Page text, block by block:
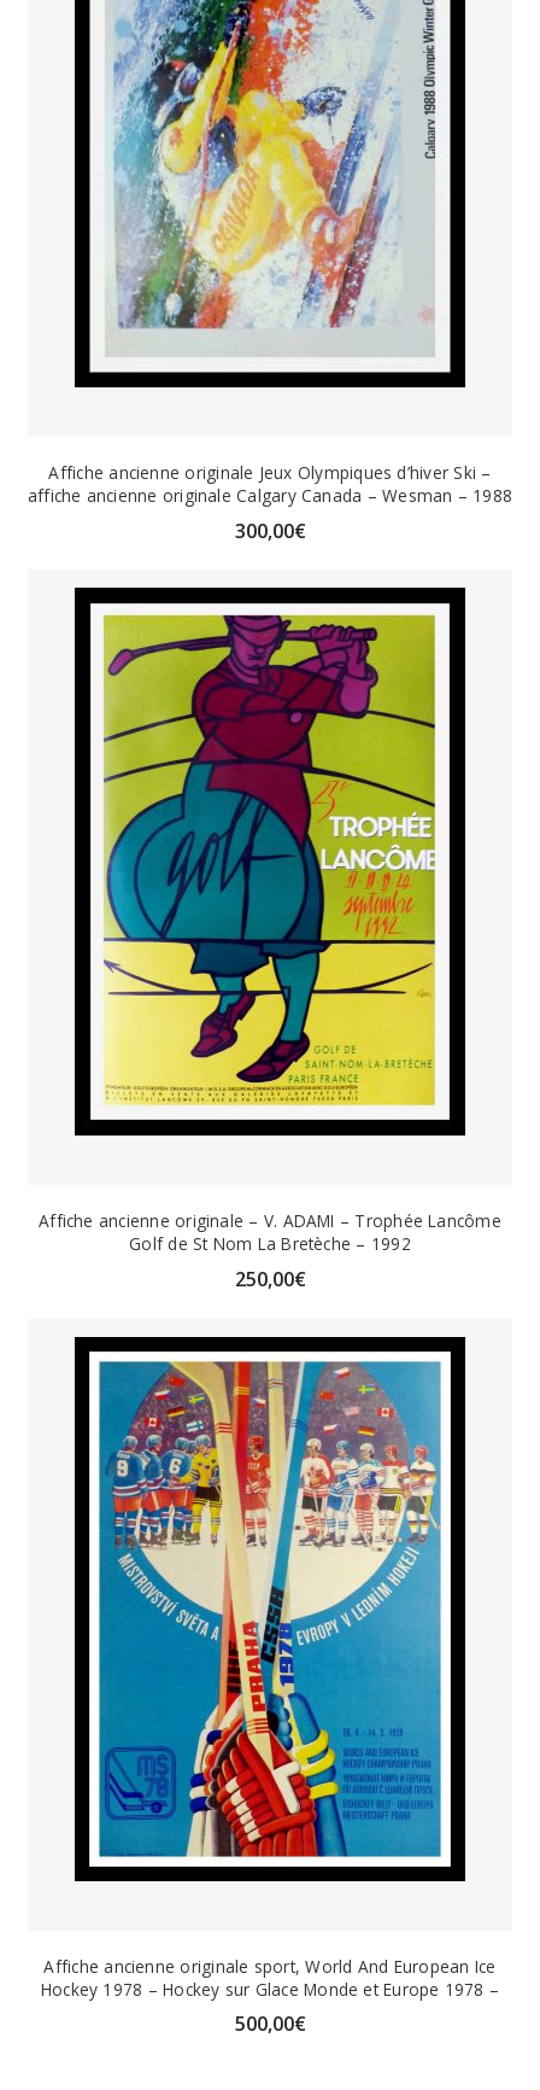
Affiche ancienne originale Jeux Olympiques d’hiver Ski –
affiche ancienne originale Calgary Canada – Wesman – 1988
300,00€
Affiche ancienne originale – V. ADAMI – Trophée Lancôme
Golf de St Nom La Bretèche – 1992
250,00€
Affiche ancienne originale sport, World And European Ice
Hockey 1978 – Hockey sur Glace Monde et Europe 1978 –
500,00€